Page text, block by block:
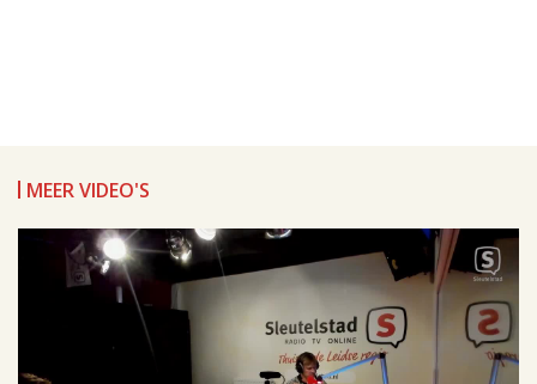
MEER VIDEO'S